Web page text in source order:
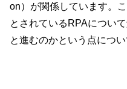
on）が関係しています。
とされているRPAについ
と進むのかという点につ